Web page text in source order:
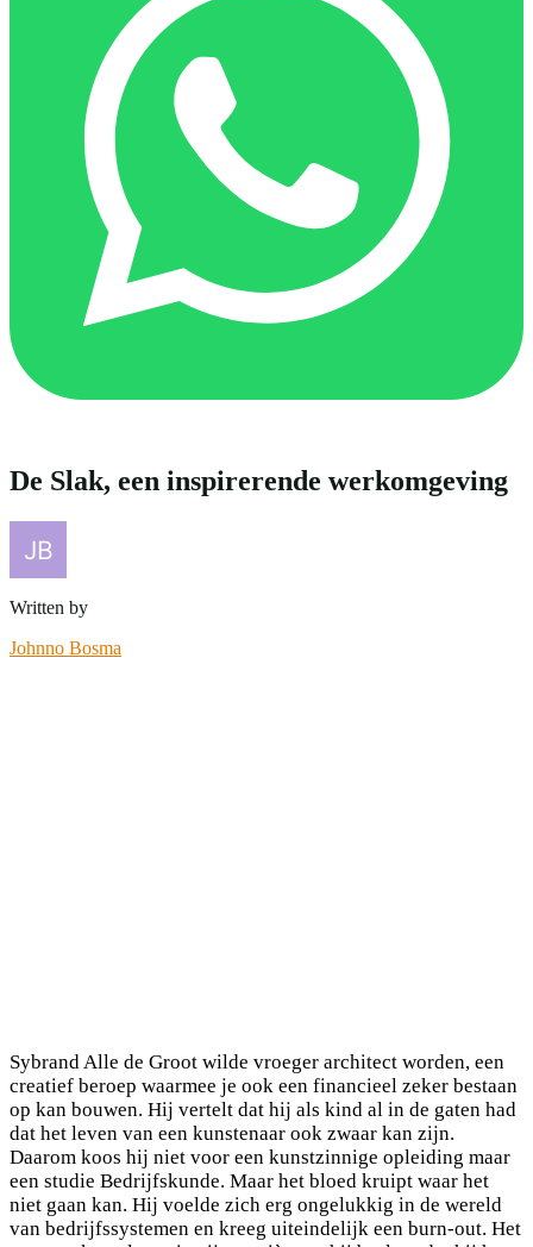
De Slak, een inspirerende werkomgeving
Written by
Johnno Bosma
Sybrand Alle de Groot wilde vroeger architect worden, een
creatief beroep waarmee je ook een financieel zeker bestaan
op kan bouwen. Hij vertelt dat hij als kind al in de gaten had
dat het leven van een kunstenaar ook zwaar kan zijn.
Daarom koos hij niet voor een kunstzinnige opleiding maar
een studie Bedrijfskunde. Maar het bloed kruipt waar het
niet gaan kan. Hij voelde zich erg ongelukkig in de wereld
van bedrijfssystemen en kreeg uiteindelijk een burn-out. Het